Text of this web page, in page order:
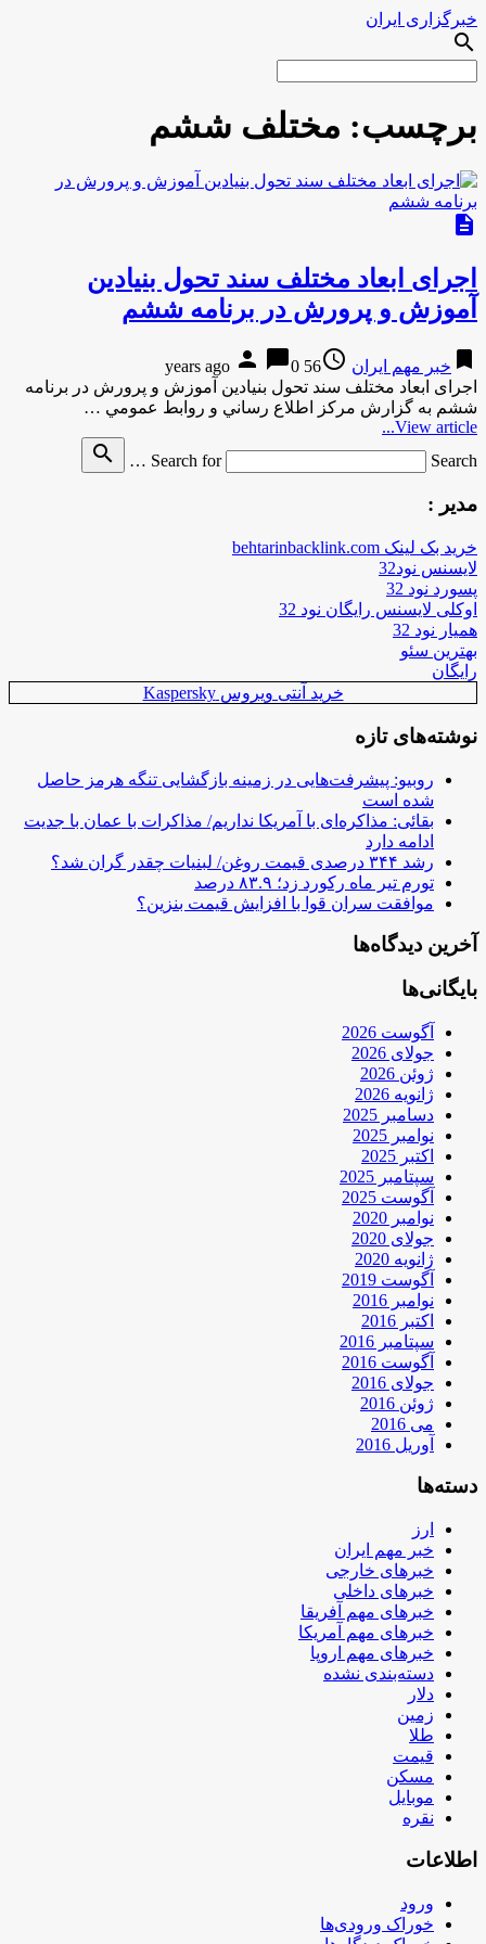
خبرگزاری ایران
search
برچسب: مختلف ششم
description
اجرای ابعاد مختلف سند تحول بنیادین
آموزش و پرورش در برنامه ششم
bookmark خبر مهم ایران access_time
56 years ago
person chat_bubble0
اجرای ابعاد مختلف سند تحول بنیادین آموزش و پرورش در برنامه
ششم به گزارش مركز اطلاع رساني و روابط عمومي …
View article...
Search for
Search …
search
مدیر :
خرید بک لینک behtarinbacklink.com
لایسنس نود32
پسورد نود 32
اوکلی لایسنس رایگان نود 32
همیار نود 32
بهترین سئو
رایگان
خرید آنتی ویروس Kaspersky
نوشته‌های تازه
روبیو: پیشرفت‌هایی در زمینه بازگشایی تنگه هرمز حاصل
شده است
بقائی: مذاکره‌ای با آمریکا نداریم/ مذاکرات با عمان با جدیت
ادامه دارد
رشد ۳۴۴ درصدی قیمت روغن/ لبنیات چقدر گران شد؟
تورم تیر ماه رکورد زد؛ ۸۳.۹ درصد
موافقت سران قوا با افزایش قیمت بنزین؟
آخرین دیدگاه‌ها
بایگانی‌ها
آگوست 2026
جولای 2026
ژوئن 2026
ژانویه 2026
دسامبر 2025
نوامبر 2025
اکتبر 2025
سپتامبر 2025
آگوست 2025
نوامبر 2020
جولای 2020
ژانویه 2020
آگوست 2019
نوامبر 2016
اکتبر 2016
سپتامبر 2016
آگوست 2016
جولای 2016
ژوئن 2016
می 2016
آوریل 2016
دسته‌ها
ارز
خبر مهم ایران
خبرهای خارجی
خبرهای داخلی
خبرهای مهم آفریقا
خبرهای مهم آمریکا
خبرهای مهم اروپا
دسته‌بندی نشده
دلار
زمین
طلا
قیمت
مسکن
موبایل
نقره
اطلاعات
ورود
خوراک ورودی‌ها